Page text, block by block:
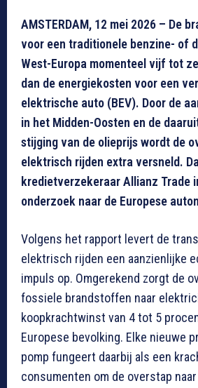
AMSTERDAM, 12 mei 2026 – De
voor een traditionele benzine- of
West-Europa momenteel vijf tot
dan de energiekosten voor een
elektrische auto (BEV). Door de
in het Midden-Oosten en de
stijging van de olieprijs wordt de
elektrisch rijden extra versneld.
kredietverzekeraar Allianz Trade
onderzoek naar de Europese
Volgens het rapport levert de
elektrisch rijden een aanzienlijke
impuls op. Omgerekend zorgt de
fossiele brandstoffen naar
koopkrachtwinst van 4 tot 5
Europese bevolking. Elke nieuwe
pomp fungeert daarbij als een
consumenten om de overstap